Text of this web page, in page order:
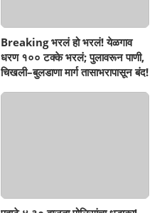
Breaking भरलं हो भरलं! येळगाव
धरण १०० टक्के भरलं; पुलावरून पाणी,
चिखली–बुलडाणा मार्ग तासाभरापासून बंद!